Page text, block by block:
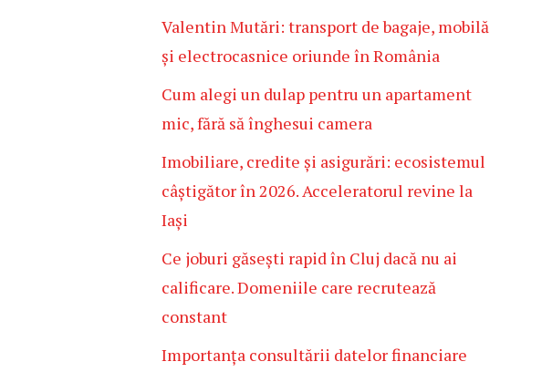
Valentin Mutări: transport de bagaje, mobilă
și electrocasnice oriunde în România
Cum alegi un dulap pentru un apartament
mic, fără să înghesui camera
Imobiliare, credite și asigurări: ecosistemul
câștigător în 2026. Acceleratorul revine la
Iași
Ce joburi găsești rapid în Cluj dacă nu ai
calificare. Domeniile care recrutează
constant
Importanța consultării datelor financiare